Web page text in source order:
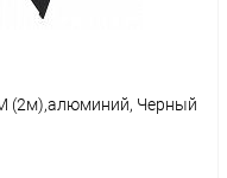
(2м),алюминий, Черный